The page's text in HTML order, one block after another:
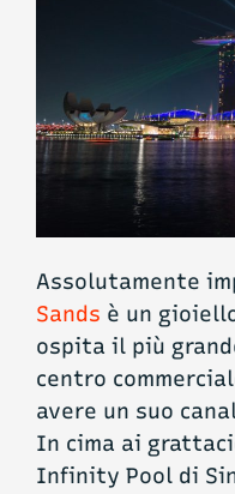
Assolutamente
Sands è un
ospita il più
centro
avere un suo
In cima ai
Infinity Pool di